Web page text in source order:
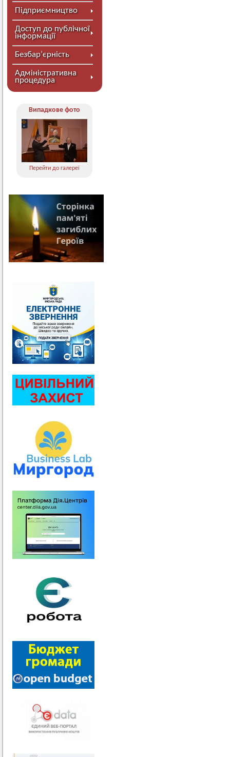
Підприємництво
Доступ до публічної
інформації
Безбар’єрність
Адміністративна
процедура
Випадкове фото
Перейти до галереї